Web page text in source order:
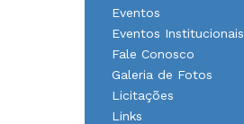
Eventos
Eventos Institucionais
Fale Conosco
Galeria de Fotos
Licitações
Links